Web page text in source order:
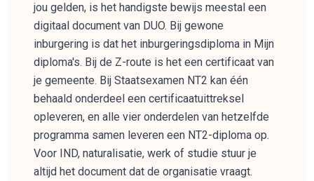
jou gelden, is het handigste bewijs meestal een
digitaal document van DUO. Bij gewone
inburgering is dat het inburgeringsdiploma in Mijn
diploma's. Bij de Z-route is het een certificaat van
je gemeente. Bij Staatsexamen NT2 kan één
behaald onderdeel een certificaatuittreksel
opleveren, en alle vier onderdelen van hetzelfde
programma samen leveren een NT2-diploma op.
Voor IND, naturalisatie, werk of studie stuur je
altijd het document dat de organisatie vraagt.